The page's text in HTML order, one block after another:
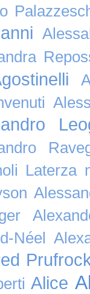
Laterza
Néel
Alice